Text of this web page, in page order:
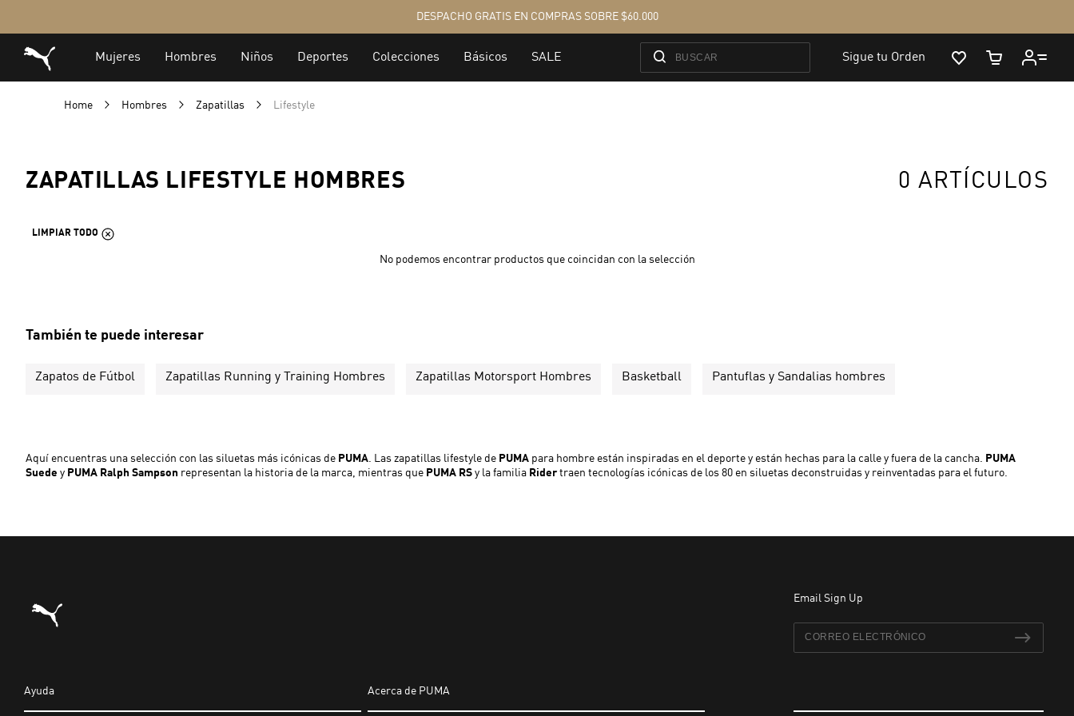
Home Hombres Zapatillas Lifestyle
ZAPATILLAS LIFESTYLE HOMBRES 0 ARTÍCULOS
LIMPIAR TODO
No podemos encontrar productos que coincidan con la selección
También te puede interesar
Zapatos de Fútbol Zapatillas Running y Training Hombres Zapatillas Motorsport Hombres Basketball Pantuflas y Sandalias hombres
Aquí encuentras una selección con las siluetas más icónicas de PUMA . Las zapatillas lifestyle de PUMA para hombre están inspiradas en el deporte y están hechas para la calle y fuera de la cancha.
PUMA
Suede y PUMA Ralph Sampson representan la historia de la marca, mientras que PUMA RS y la familia Ridertraen tecnologías icónicas de los 80 en siluetas deconstruidas y reinventadas para el futuro.